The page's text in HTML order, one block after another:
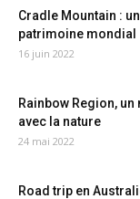
Cradle Mountain :
patrimoine mondial
16 juin 2022
Rainbow Region,
avec la nature
24 mai 2022
Road trip en